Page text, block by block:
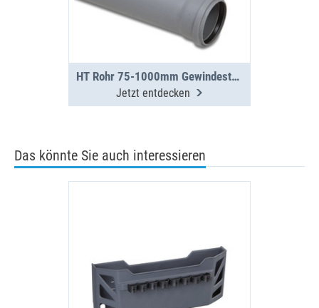
HT Rohr 75-1000mm Gewindestangenhalter
Jetzt entdecken
Das könnte Sie auch interessieren